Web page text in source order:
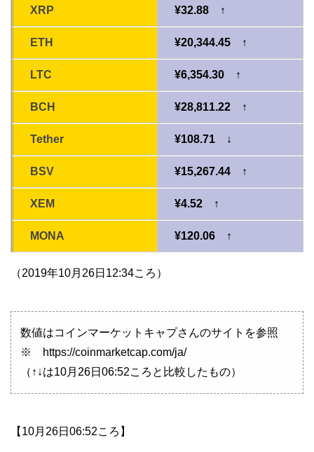
XRP ¥32.88 ↑
ETH ¥20,344.45 ↑
LTC ¥6,354.30 ↑
BCH ¥28,811.22 ↑
Tether ¥108.71 ↓
BSV ¥15,267.44 ↑
XEM ¥4.52 ↑
MONA ¥120.06 ↑
（2019年10月26日12:34ころ）
数値はコインマーケットキャプさんのサイトを参照
※ https://coinmarketcap.com/ja/
（↑↓は10月26日06:52ころと比較したもの）
【10月26日06:52ころ】